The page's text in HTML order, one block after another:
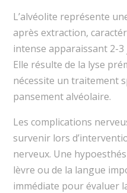
L’alvéolite représente
après extraction,
intense apparaissant 2-
Elle résulte de la lyse
nécessite un traitement
pansement alvéolaire.
Les complications
survenir lors
nerveux. Une
lèvre ou de la langue
immédiate pour évaluer